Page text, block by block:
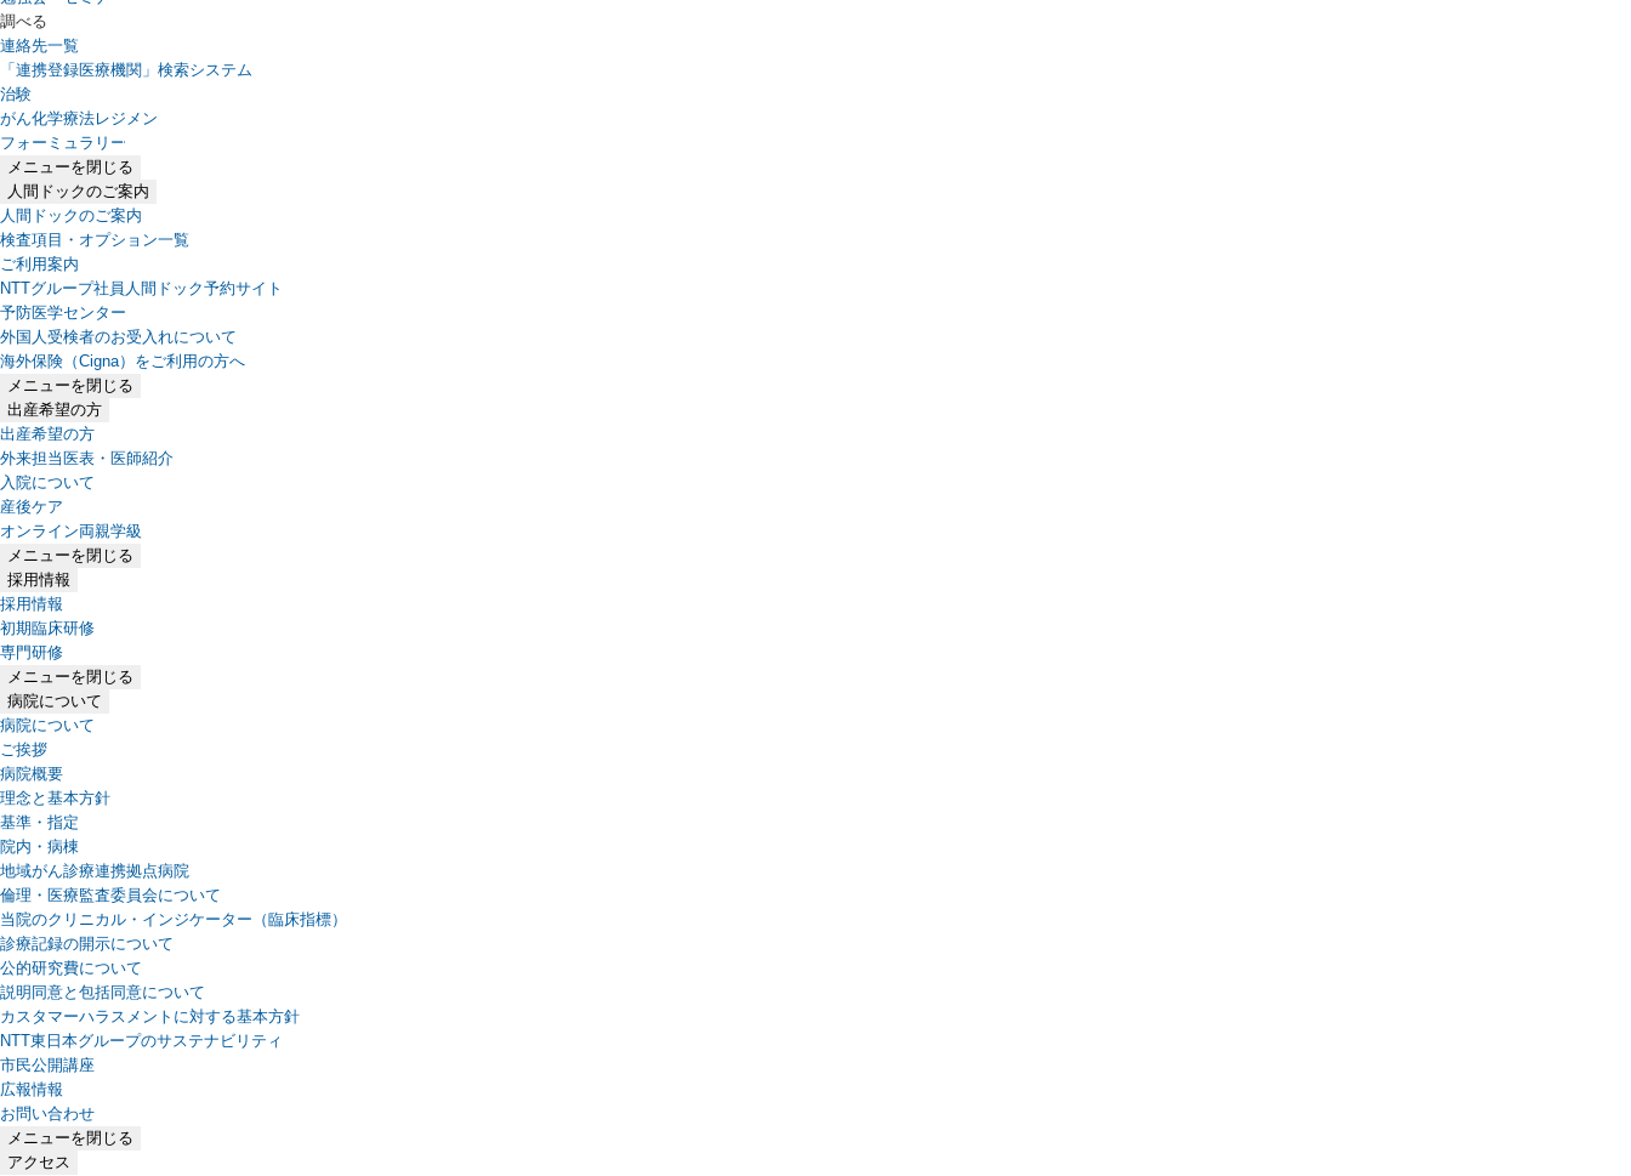
調べる
連絡先一覧
「連携登録医療機関」検索システム
（新しいタブで開きます）
治験
がん化学療法レジメン
フォーミュラリー
（PDFファイル、新しいタブで開きます）
メニューを閉じる
人間ドックのご案内
人間ドックのご案内
検査項目・オプション一覧
ご利用案内
NTTグループ社員人間ドック予約サイト
予防医学センター
外国人受検者のお受入れについて
海外保険（Cigna）をご利用の方へ
メニューを閉じる
出産希望の方
出産希望の方
外来担当医表・医師紹介
入院について
産後ケア
オンライン両親学級
メニューを閉じる
採用情報
採用情報
初期臨床研修
専門研修
メニューを閉じる
病院について
病院について
ご挨拶
病院概要
理念と基本方針
基準・指定
院内・病棟
地域がん診療連携拠点病院
倫理・医療監査委員会について
当院のクリニカル・インジケーター（臨床指標）
診療記録の開示について
公的研究費について
説明同意と包括同意について
カスタマーハラスメントに対する基本方針
NTT東日本グループのサステナビリティ
（新しいタブで開きます）
市民公開講座
広報情報
お問い合わせ
メニューを閉じる
アクセス